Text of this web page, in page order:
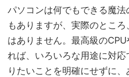
パソコンは何でもできる魔
もありますが、実際のとこ
はありません。最高級の
れば、いろいろな用途に対
りたいことを明確にせずに